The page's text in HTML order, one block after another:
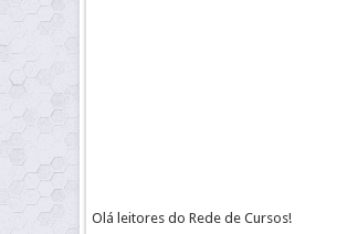
Olá leitores do Rede de Cursos!